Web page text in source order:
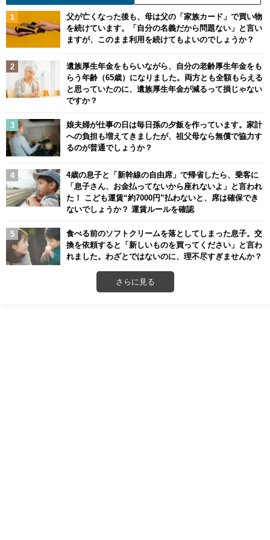
父が亡くなった後も、母は父の「家族カード」で買い物
を続けています。「自分の名義だから問題ない」と言い
ますが、このまま利用を続けてもよいのでしょうか？
遺族厚生年金をもらいながら、自分の老齢厚生年金をも
らう年齢（65歳）になりました。両方とも全額もらえる
と思っていたのに、遺族厚生年金が減るって損じゃない
ですか？
娘夫婦が仕事の日は毎日孫の夕飯を作っています。家計
への負担も増えてきましたが、祖父母なら無償で協力す
るのが普通でしょうか？
4歳の息子と「新幹線の自由席」で帰省したら、乗客に
「息子さん、お金払ってないから座れないよ」と言われ
た！ こども運賃“約7000円”払わないと、席は確保でき
ないでしょうか？ 運賃ルールを確認
食べる前のソフトクリームを落としてしまった息子。交
換を依頼すると「新しいものを買ってください」と言わ
れました。わざとではないのに、理不尽すぎませんか？
さらに見る